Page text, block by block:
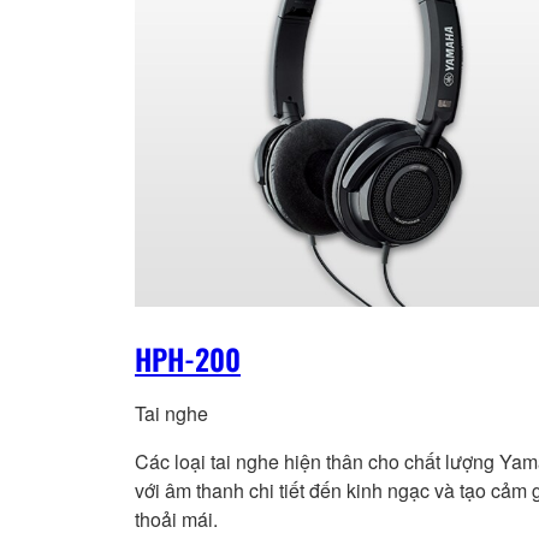
HPH-200
Tai nghe
Các loại tai nghe hiện thân cho chất lượng
với âm thanh chi tiết đến kinh ngạc và tạo cảm
thoải mái.